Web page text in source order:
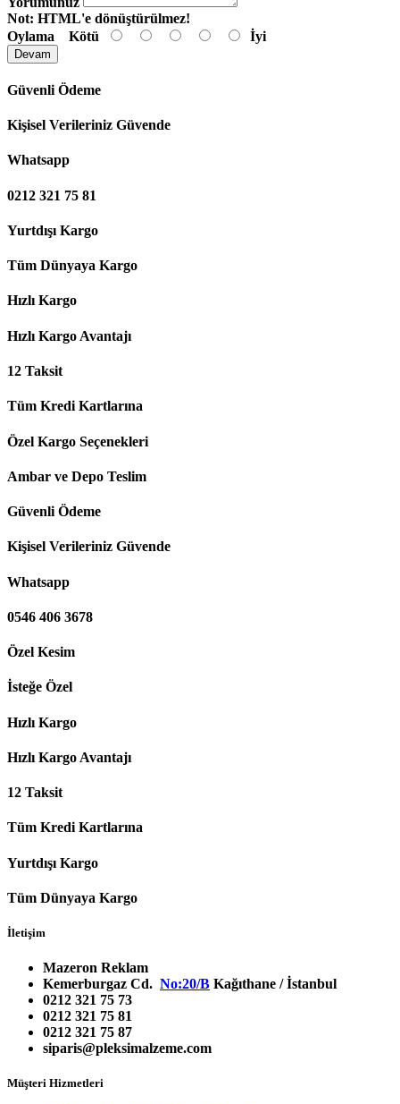
Not: HTML'e dönüştürülmez!
Oylama Kötü İyi
Devam
Güvenli Ödeme
Kişisel Verileriniz Güvende
Whatsapp
0212 321 75 81
Yurtdışı Kargo
Tüm Dünyaya Kargo
Hızlı Kargo
Hızlı Kargo Avantajı
12 Taksit
Tüm Kredi Kartlarına
Özel Kargo Seçenekleri
Ambar ve Depo Teslim
Güvenli Ödeme
Kişisel Verileriniz Güvende
Whatsapp
0546 406 3678
Özel Kesim
İsteğe Özel
Hızlı Kargo
Hızlı Kargo Avantajı
12 Taksit
Tüm Kredi Kartlarına
Yurtdışı Kargo
Tüm Dünyaya Kargo
İletişim
Mazeron Reklam
Kemerburgaz Cd. No:20/B Kağıthane / İstanbul
0212 321 75 73
0212 321 75 81
0212 321 75 87
siparis@pleksimalzeme.com
Müşteri Hizmetleri